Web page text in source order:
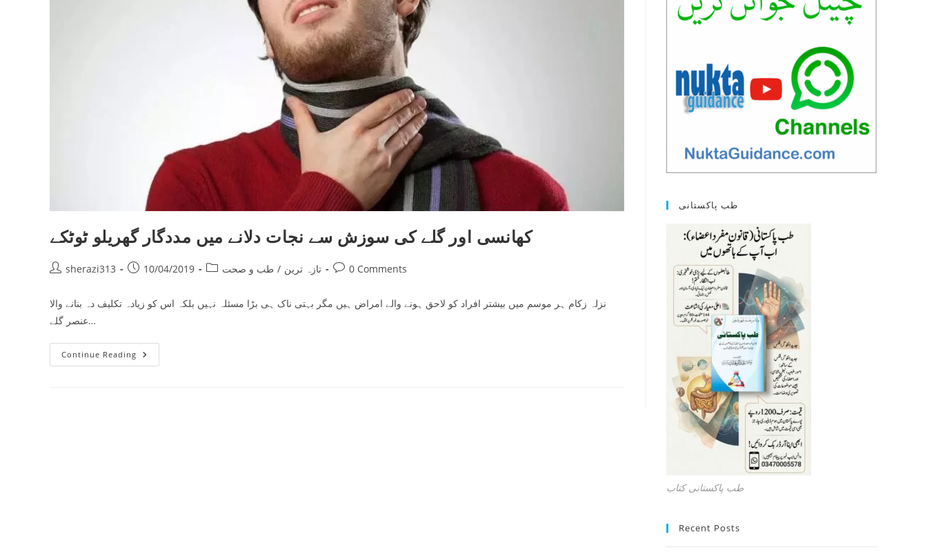
کھانسی اور گلے کی سوزش سے نجات دلانے میں مددگار گھریلو ٹوٹکے
Postsherazi313
Post10/04/2019
Post
تازہ ترین / طب و صحت
Post0 Comments
نزلہ زکام ہر موسم میں بیشتر افراد کو لاحق ہونے والے امراض ہیں مگر بہتی ناک ہی بڑا مسئلہ نہیں بلکہ اس کو زیادہ تکلیف دہ بنانے والا
عنصر گلے…
Continue Reading کھانسی
اور
طب پاکستانی
طب پاکستانی کتاب
Recent Posts